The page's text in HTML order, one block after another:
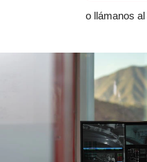
o llámanos al